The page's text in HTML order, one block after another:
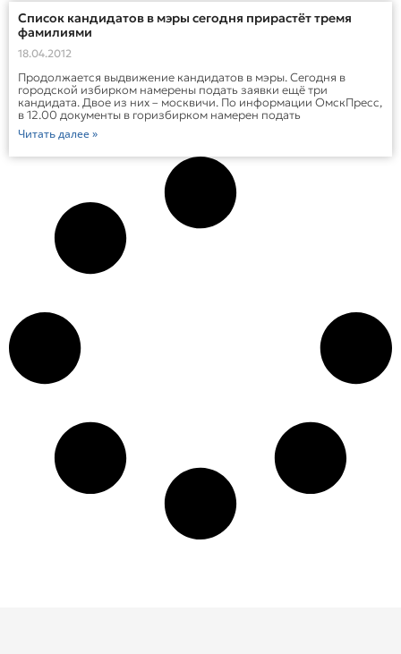
Список кандидатов в мэры сегодня прирастёт тремя
фамилиями
18.04.2012
Продолжается выдвижение кандидатов в мэры. Сегодня в
городской избирком намерены подать заявки ещё три
кандидата. Двое из них – москвичи. По информации ОмскПресс,
в 12.00 документы в горизбирком намерен подать
Читать далее »